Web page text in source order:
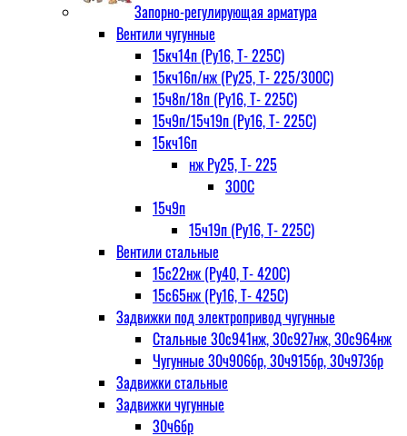
Запорно-регулирующая арматура
Вентили чугунные
15кч14п (Ру16, Т- 225С)
15кч16п/нж (Ру25, Т- 225/300С)
15ч8п/18п (Ру16, Т- 225С)
15ч9п/15ч19п (Ру16, Т- 225С)
15кч16п
нж Ру25, Т- 225
300С
15ч9п
15ч19п (Ру16, Т- 225С)
Вентили стальные
15с22нж (Ру40, Т- 420С)
15с65нж (Ру16, Т- 425С)
Задвижки под электропривод чугунные
Стальные 30с941нж, 30с927нж, 30с964нж
Чугунные 30ч906бр, 30ч915бр, 30ч973бр
Задвижки стальные
Задвижки чугунные
30ч6бр